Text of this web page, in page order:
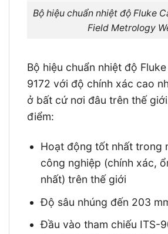
Bộ hiệu chuẩn nhiệt độ Fluke
Field Metrology
Bộ hiệu chuẩn nhiệt độ
9172 với độ chính xác cao
ở bất cứ nơi đâu trên thế
điểm:
Hoạt động tốt nhất trong
công nghiệp (chính xác,
nhất) trên thế giới
Độ sâu nhúng đến 203
Đầu vào tham chiếu ITS-